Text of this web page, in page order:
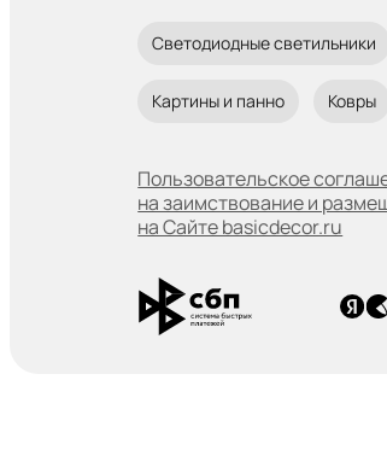
Светодиодные светильники
Картины и панно Ковры
Пользовательское
на заимствование и
на Сайте basicdecor.ru